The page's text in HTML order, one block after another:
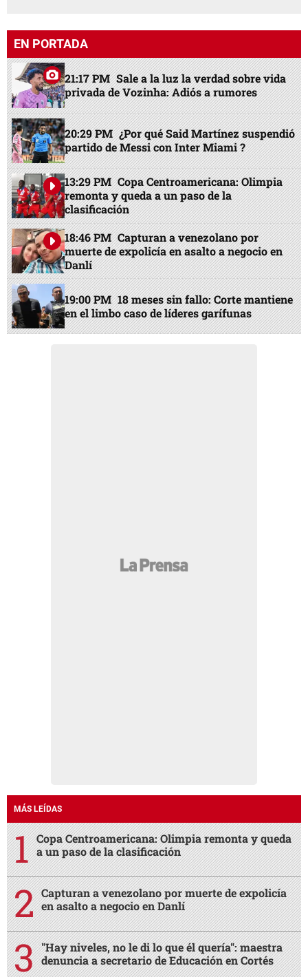
EN PORTADA
21:17 PM Sale a la luz la verdad sobre vida
privada de Vozinha: Adiós a rumores
20:29 PM ¿Por qué Said Martínez suspendió
partido de Messi con Inter Miami ?
13:29 PM Copa Centroamericana: Olimpia
remonta y queda a un paso de la
clasificación
18:46 PM Capturan a venezolano por
muerte de expolicía en asalto a negocio en
Danlí
19:00 PM 18 meses sin fallo: Corte mantiene
en el limbo caso de líderes garífunas
MÁS LEÍDAS
Copa Centroamericana: Olimpia remonta y queda
a un paso de la clasificación
Capturan a venezolano por muerte de expolicía
en asalto a negocio en Danlí
"Hay niveles, no le di lo que él quería": maestra
denuncia a secretario de Educación en Cortés